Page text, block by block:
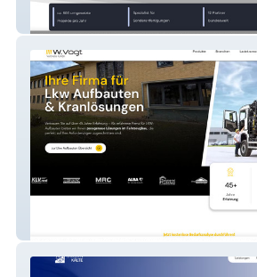
Alcatraz Zaunanlagen GmbH